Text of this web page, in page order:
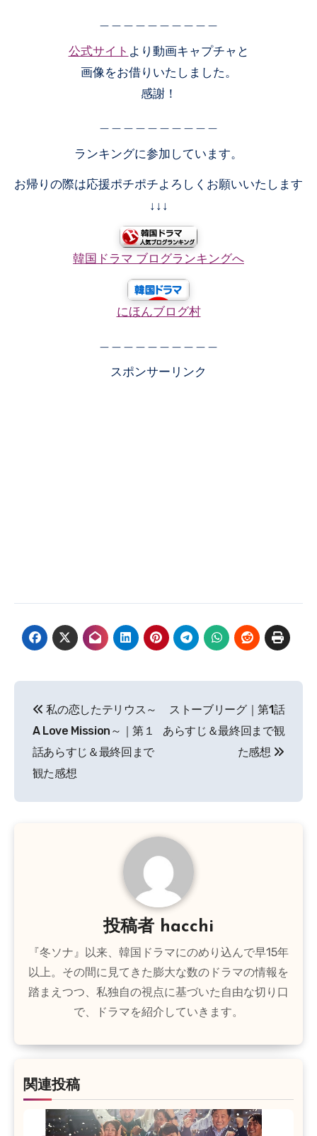
公式サイト より動画キャプチャと
画像をお借りいたしました。
感謝！
ランキングに参加しています。
お帰りの際は応援ポチポチよろしくお願いいたします
↓↓↓
韓国ドラマ ブログランキングへ
にほんブログ村
スポンサーリンク
稿
ナ
ビ
私の恋したテリウス～
A Love Mission～｜第１
話あらすじ＆最終回まで
観た感想
ストーブリーグ｜第1話
あらすじ＆最終回まで観
た感想
投稿者 hacchi
『冬ソナ』以来、韓国ドラマにのめり込んで早15年
以上。その間に見てきた膨大な数のドラマの情報を
踏まえつつ、私独自の視点に基づいた自由な切り口
で、ドラマを紹介していきます。
関連投稿